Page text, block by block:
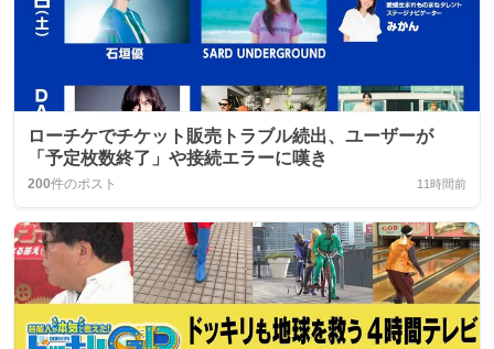
ローチケでチケット販売トラブル続出、ユーザーが
「予定枚数終了」や接続エラーに嘆き
200件のポスト 11時間前